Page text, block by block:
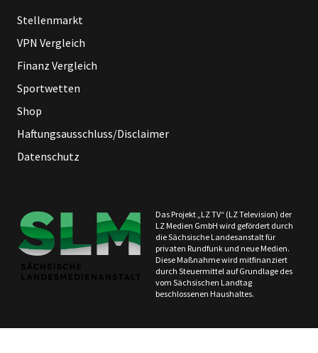
Stellenmarkt
VPN Vergleich
Finanz Vergleich
Sportwetten
Shop
Haftungsausschluss/Disclaimer
Datenschutz
Das Projekt „LZ TV“ (LZ Television) der
LZ Medien GmbH wird gefördert durch
die Sächsische Landesanstalt für
privaten Rundfunk und neue Medien.
Diese Maßnahme wird mitfinanziert
durch Steuermittel auf Grundlage des
vom Sächsischen Landtag
beschlossenen Haushaltes.